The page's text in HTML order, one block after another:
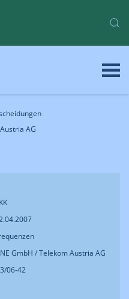
AG
GmbH / Telekom Austria AG
06-42